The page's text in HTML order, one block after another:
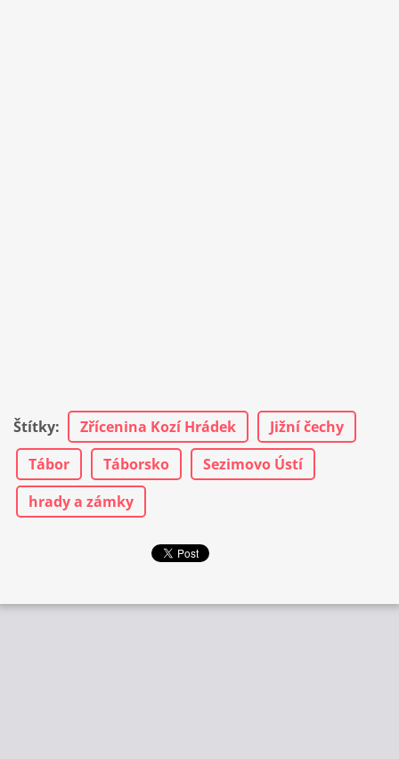
Štítky: Zřícenina Kozí Hrádek
Jižní čechy
Tábor
Táborsko
Sezimovo Ústí
hrady a zámky